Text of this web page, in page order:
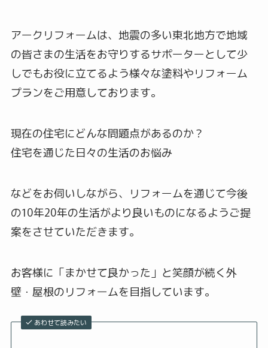
アークリフォームは、地震の多い東北地方で地域
の皆さまの生活をお守りするサポーターとして少
しでもお役に立てるよう様々な塗料やリフォーム
プランをご用意しております。
現在の住宅にどんな問題点があるのか？
住宅を通じた日々の生活のお悩み
などをお伺いしながら、リフォームを通じて今後
の10年20年の生活がより良いものになるようご提
案をさせていただきます。
お客様に「まかせて良かった」と笑顔が続く外
壁・屋根のリフォームを目指しています。
あわせて読みたい